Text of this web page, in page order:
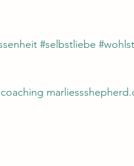
#selbstliebe